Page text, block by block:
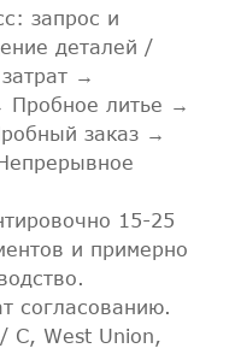
запрос и
деталей /
→
Пробное литье →
заказ →
15-25
и примерно
согласованию.
West Union,